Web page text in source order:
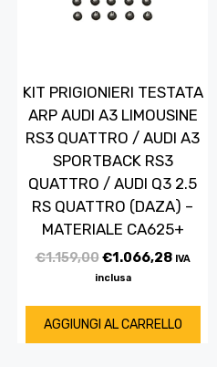
KIT PRIGIONIERI TESTATA
ARP AUDI A3 LIMOUSINE
RS3 QUATTRO / AUDI A3
SPORTBACK RS3
QUATTRO / AUDI Q3 2.5
RS QUATTRO (DAZA) –
MATERIALE CA625+
€1.159,00€1.066,28 IVA
inclusa
AGGIUNGI AL CARRELLO